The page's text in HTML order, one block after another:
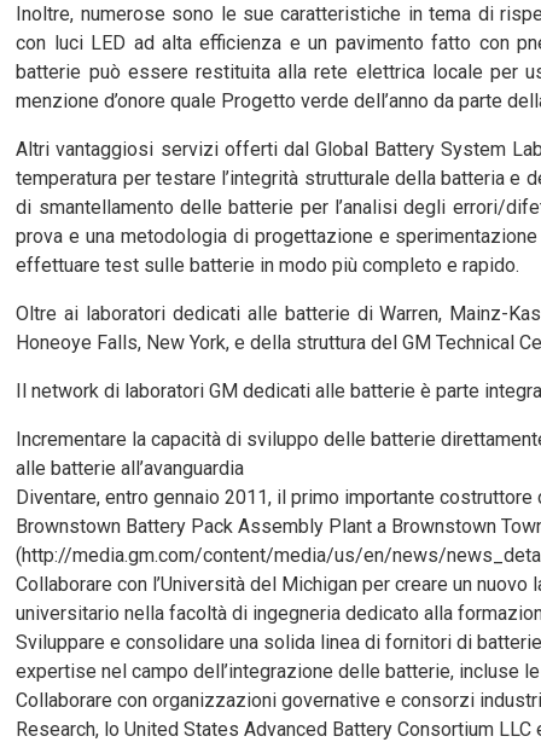
Inoltre, numerose sono le sue caratteristiche in tema di
con luci LED ad alta efficienza e un pavimento fatto con
batterie può essere restituita alla rete elettrica locale per
menzione d’onore quale Progetto verde dell’anno da parte
Altri vantaggiosi servizi offerti dal Global Battery System
temperatura per testare l’integrità strutturale della batteria
di smantellamento delle batterie per l’analisi degli errori/
prova e una metodologia di progettazione e
effettuare test sulle batterie in modo più completo e rapido.
Oltre ai laboratori dedicati alle batterie di Warren, Mainz-
Honeoye Falls, New York, e della struttura del GM Technical
Il network di laboratori GM dedicati alle batterie è parte
Incrementare la capacità di sviluppo delle batterie
alle batterie all’avanguardia
Diventare, entro gennaio 2011, il primo importante
Brownstown Battery Pack Assembly Plant a Brownstown
(http://media.gm.com/content/media/us/en/news/
Collaborare con l’Università del Michigan per creare un
universitario nella facoltà di ingegneria dedicato alla
Sviluppare e consolidare una solida linea di fornitori di
expertise nel campo dell’integrazione delle batterie, incluse
Collaborare con organizzazioni governative e consorzi
Research, lo United States Advanced Battery Consortium